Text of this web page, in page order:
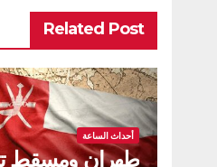
Related Post
أحداث الساعة
طهران ومسقط